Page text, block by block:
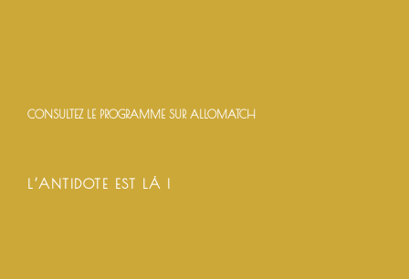
CONSULTEZ LE PROGRAMME SUR ALLOMATCH
L’ANTIDOTE EST LÀ !